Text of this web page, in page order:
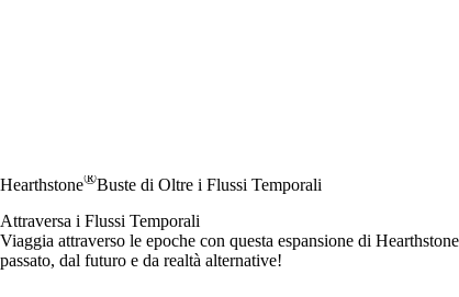
Hearthstone®Buste di Oltre i Flussi Temporali
Attraversa i Flussi Temporali
Viaggia attraverso le epoche con questa espansione di
passato, dal futuro e da realtà alternative!